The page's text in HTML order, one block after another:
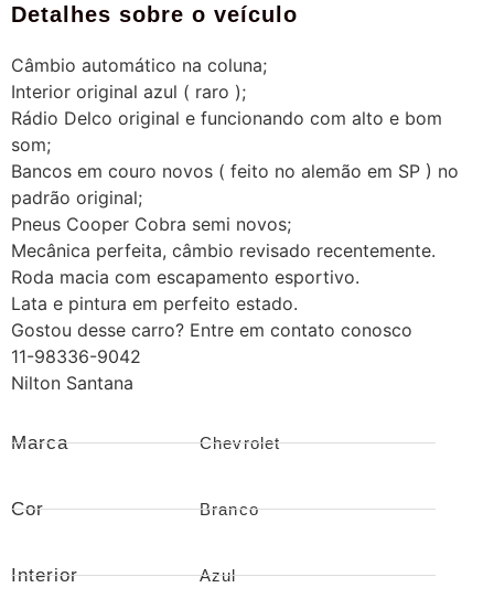
Detalhes sobre o veículo
Câmbio automático na coluna;
Interior original azul ( raro );
Rádio Delco original e funcionando com alto e bom
som;
Bancos em couro novos ( feito no alemão em SP ) no
padrão original;
Pneus Cooper Cobra semi novos;
Mecânica perfeita, câmbio revisado recentemente.
Roda macia com escapamento esportivo.
Lata e pintura em perfeito estado.
Gostou desse carro? Entre em contato conosco
11-98336-9042
Nilton Santana
Marca
Cor
Interior
Chevrolet
Branco
Azul